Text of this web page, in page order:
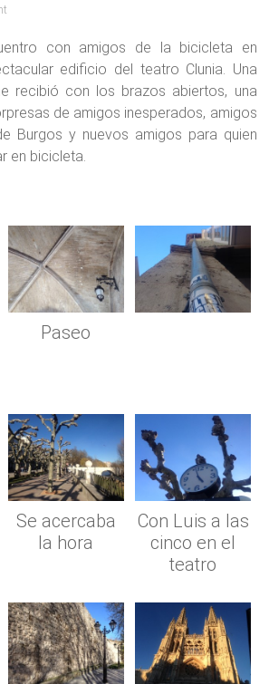
con amigos de la bicicleta en
edificio del teatro Clunia. Una
recibió con los brazos abiertos, una
de amigos inesperados, amigos
Burgos y nuevos amigos para quien
en bicicleta.
Paseo
Se acercaba
la hora
Con Luis a las
cinco en el
teatro